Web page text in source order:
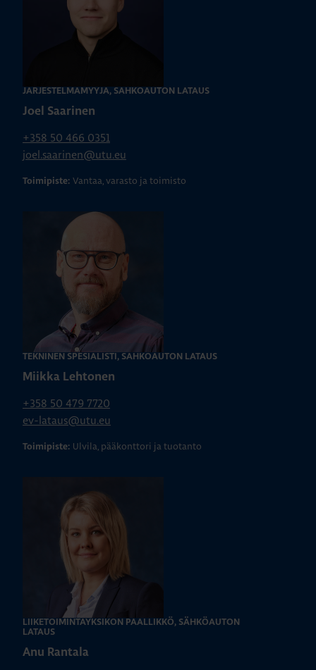
JÄRJESTELMÄMYYJÄ, SÄHKÖAUTON LATAUS
Joel Saarinen
+358 50 466 0351
joel.saarinen@utu.eu
Toimipiste: Vantaa, varasto ja toimisto
TEKNINEN SPESIALISTI, SÄHKÖAUTON LATAUS
Miikka Lehtonen
+358 50 479 7720
ev-lataus@utu.eu
Toimipiste: Ulvila, pääkonttori ja tuotanto
LIIKETOIMINTAYKSIKÖN PÄÄLLIKKÖ, SÄHKÖAUTON
LATAUS
Anu Rantala